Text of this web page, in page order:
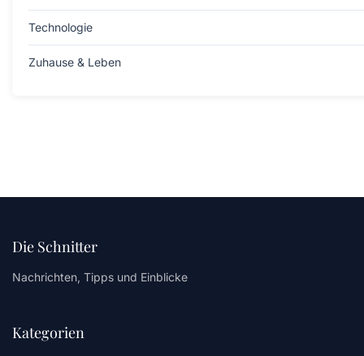
Technologie
Zuhause & Leben
Die Schnitter
Nachrichten, Tipps und Einblicke
Kategorien